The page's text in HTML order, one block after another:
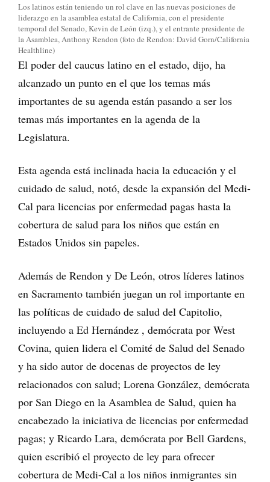
Los latinos están teniendo un rol clave en las nuevas posiciones de
liderazgo en la asamblea estatal de California, con el presidente
temporal del Senado, Kevin de León (izq.), y el entrante presidente de
la Asamblea, Anthony Rendon (foto de Rendon: David Gorn/California
Healthline)
El poder del caucus latino en el estado, dijo, ha
alcanzado un punto en el que los temas más
importantes de su agenda están pasando a ser los
temas más importantes en la agenda de la
Legislatura.
Esta agenda está inclinada hacia la educación y el
cuidado de salud, notó, desde la expansión del Medi-
Cal para licencias por enfermedad pagas hasta la
cobertura de salud para los niños que están en
Estados Unidos sin papeles.
Además de Rendon y De León, otros líderes latinos
en Sacramento también juegan un rol importante en
las políticas de cuidado de salud del Capitolio,
incluyendo a Ed Hernández , demócrata por West
Covina, quien lidera el Comité de Salud del Senado
y ha sido autor de docenas de proyectos de ley
relacionados con salud; Lorena González, demócrata
por San Diego en la Asamblea de Salud, quien ha
encabezado la iniciativa de licencias por enfermedad
pagas; y Ricardo Lara, demócrata por Bell Gardens,
quien escribió el proyecto de ley para ofrecer
cobertura de Medi-Cal a los niños inmigrantes sin